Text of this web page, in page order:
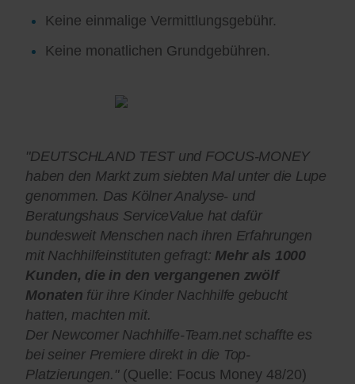
Keine einmalige Vermittlungsgebühr.
Keine monatlichen Grundgebühren.
"DEUTSCHLAND TEST und FOCUS-MONEY
haben den Markt zum siebten Mal unter die Lupe
genommen. Das Kölner Analyse- und
Beratungshaus ServiceValue hat dafür
bundesweit Menschen nach ihren Erfahrungen
mit Nachhilfeinstituten gefragt: Mehr als 1000
Kunden, die in den vergangenen zwölf
Monaten für ihre Kinder Nachhilfe gebucht
hatten, machten mit.
Der Newcomer Nachhilfe-Team.net schaffte es
bei seiner Premiere direkt in die Top-
Platzierungen."(Quelle: Focus Money 48/20)